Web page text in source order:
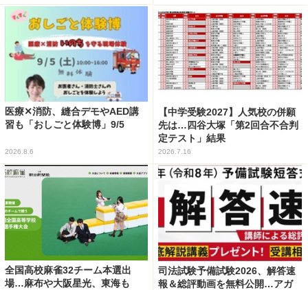
医療✕消防、縫合デモやAED講
習も「おしごと体験博」9/5
2026.8.6
【中学受験2027】人気校の併願
先は…四谷大塚「第2回合不合判
定テスト」結果
2026.7.16
全国高校麻雀32チーム本選出
場…麻布や大阪星光、東海も
司法試験予備試験2026、解答速
報＆総評動画を無料公開…アガ